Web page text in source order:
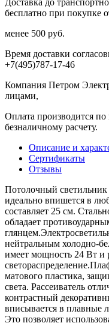
бесплатно при покупке
менее 500 руб.
Время доставки
+7(495)787-17-46
Компания Петром
лицами,
Оплата производится
безналичному расчету.
Описание и
Сертификаты
Отзывы
Потолочный
идеально впишется в
составляет 25 см.
обладает
нейтральным холодно-
имеет мощность 24 Вт и
матового пластика,
света. Рассеиватель
контрастный
вписывается в плавные
Это позволяет